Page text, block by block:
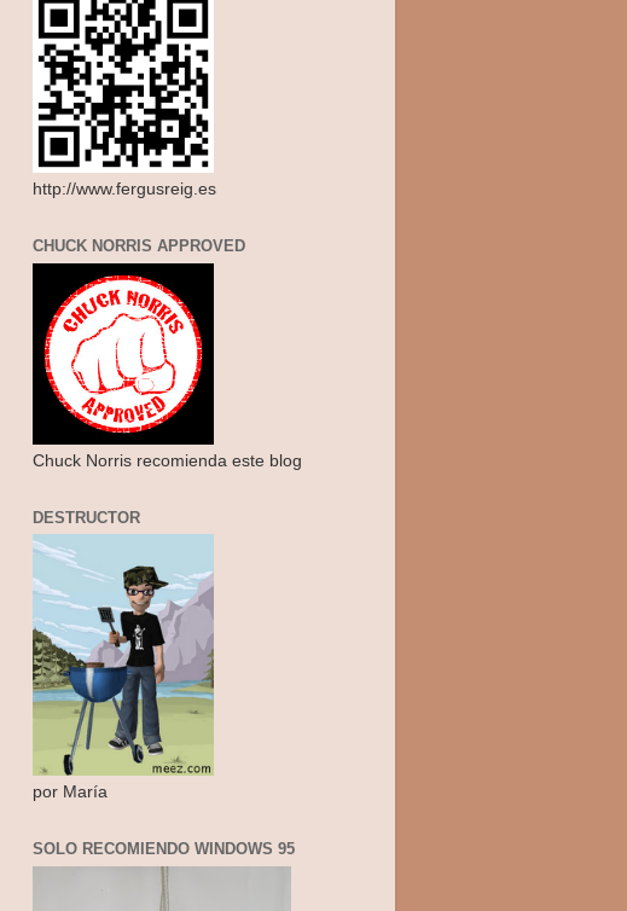
http://www.fergusreig.es
CHUCK NORRIS APPROVED
Chuck Norris recomienda este blog
DESTRUCTOR
por María
SOLO RECOMIENDO WINDOWS 95